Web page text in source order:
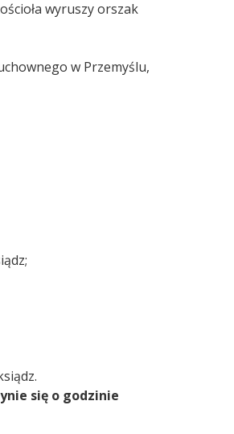
wyruszy orszak
w Przemyślu,
się o godzinie